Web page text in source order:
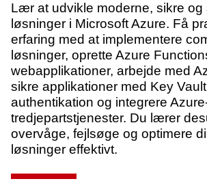
Lær at udvikle moderne, sikre og
løsninger i Microsoft Azure. Få
erfaring med at implementere
løsninger, oprette Azure
webapplikationer, arbejde med
sikre applikationer med Key
authentikation og integrere
tredjepartstjenester. Du lærer
overvåge, fejlsøge og optimere
løsninger effektivt.